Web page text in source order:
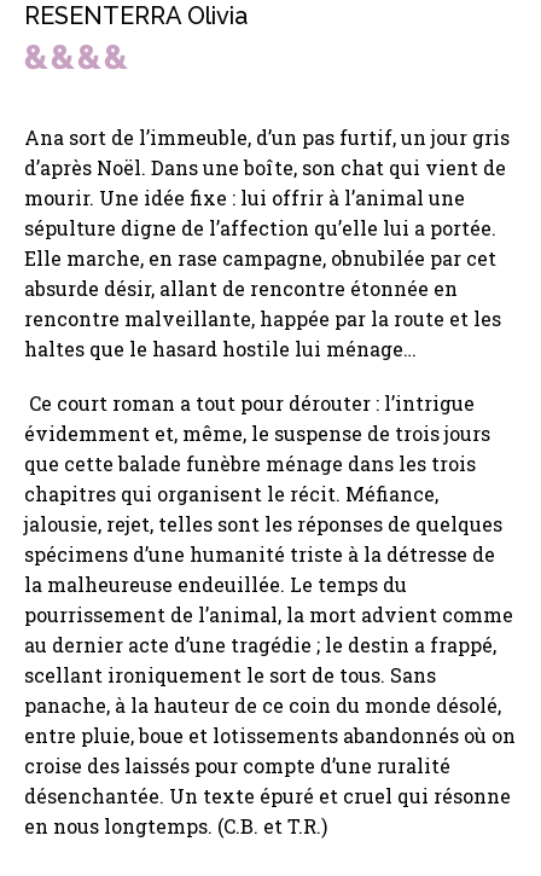
RESENTERRA Olivia
Ana sort de l’immeuble, d’un pas furtif, un jour gris
d’après Noël. Dans une boîte, son chat qui vient de
mourir. Une idée fixe : lui offrir à l’animal une
sépulture digne de l’affection qu’elle lui a portée.
Elle marche, en rase campagne, obnubilée par cet
absurde désir, allant de rencontre étonnée en
rencontre malveillante, happée par la route et les
haltes que le hasard hostile lui ménage…
Ce court roman a tout pour dérouter : l’intrigue
évidemment et, même, le suspense de trois jours
que cette balade funèbre ménage dans les trois
chapitres qui organisent le récit. Méfiance,
jalousie, rejet, telles sont les réponses de quelques
spécimens d’une humanité triste à la détresse de
la malheureuse endeuillée. Le temps du
pourrissement de l’animal, la mort advient comme
au dernier acte d’une tragédie ; le destin a frappé,
scellant ironiquement le sort de tous. Sans
panache, à la hauteur de ce coin du monde désolé,
entre pluie, boue et lotissements abandonnés où on
croise des laissés pour compte d’une ruralité
désenchantée. Un texte épuré et cruel qui résonne
en nous longtemps. (C.B. et T.R.)